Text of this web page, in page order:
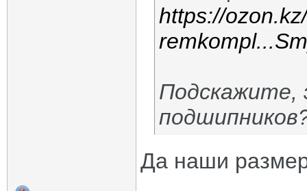
https://
Подскажите,
Да наши